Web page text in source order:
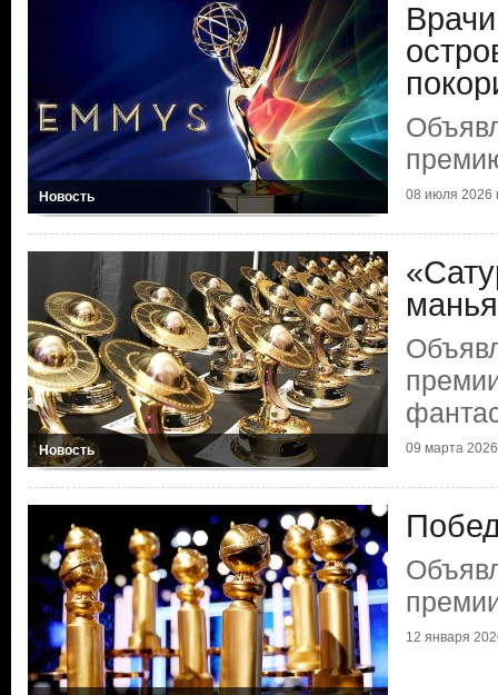
Новость 08 июля 2026
Новость 09 марта 2026
12 января